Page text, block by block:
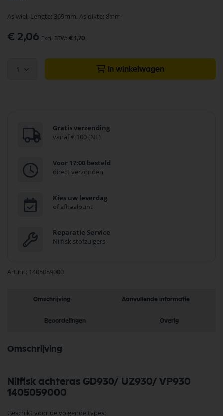
As wiel, Lengte: 369mm, As dikte: 8mm
€ 2,06 € 1,70
1 In winkelwagen
Gratis verzending
vanaf € 100 (NL)
Voor 17:00 besteld
direct verzonden
Kies uw leverdag
of afhaalpunt
Reparatie Service
Nilfisk stofzuigers
Art.nr. 1405059000
afbeeldingen-
Omschrijving Aanvullende informatie
Beoordelingen Overig
Omschrijving
Nilfisk achteras GD930/ UZ930/ VP930
1405059000
Geschikt voor de volgende types: